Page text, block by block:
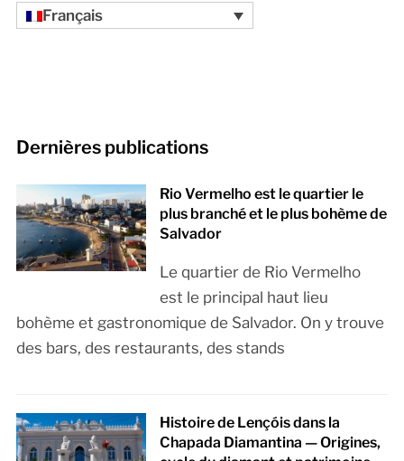
Français
Dernières publications
Rio Vermelho est le quartier le
plus branché et le plus bohème de
Salvador
Le quartier de Rio Vermelho
est le principal haut lieu
bohème et gastronomique de Salvador. On y trouve
des bars, des restaurants, des stands
Histoire de Lençóis dans la
Chapada Diamantina — Origines,